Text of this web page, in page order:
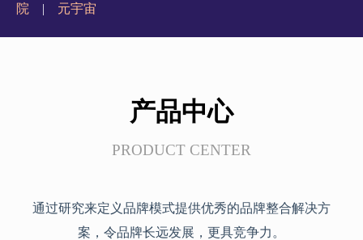
院 | 元宇宙
产品中心
PRODUCT CENTER
通过研究来定义品牌模式提供优秀的品牌整合解决方
案，令品牌长远发展，更具竞争力。